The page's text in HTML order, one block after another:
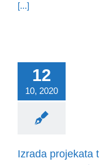
[...]
12
10, 2020
Izrada projekata